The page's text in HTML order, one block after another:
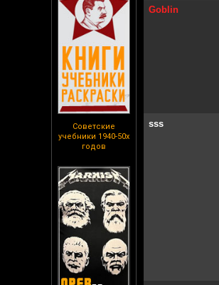
Советские
учебники 1940-50х
годов
Goblin
sss